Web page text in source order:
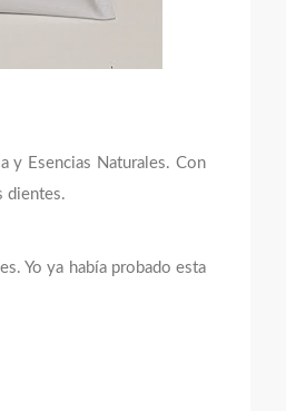
y Esencias Naturales. Con
dientes.
Yo ya había probado esta